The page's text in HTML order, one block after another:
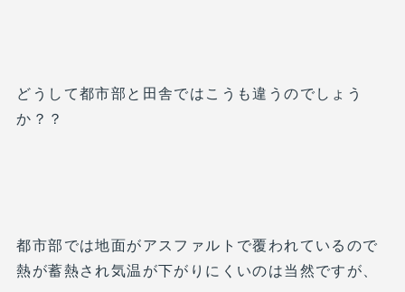
どうして都市部と田舎ではこうも違うのでしょう
か？？
都市部では地面がアスファルトで覆われているので
熱が蓄熱され気温が下がりにくいのは当然ですが、